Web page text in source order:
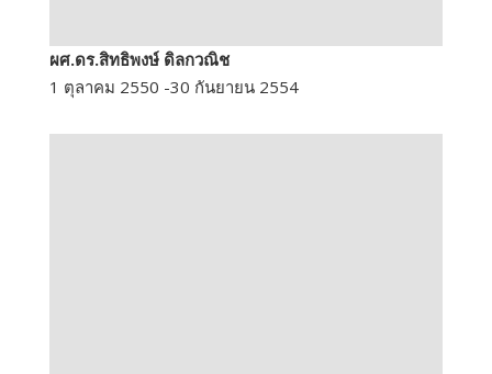
ผศ.ดร.สิทธิพงษ์ ดิลกวณิช
1 ตุลาคม 2550 -30 กันยายน 2554